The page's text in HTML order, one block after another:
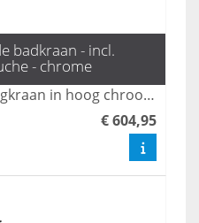
badkraan - incl.
- chrome
De Rondo wastafelmengkraan in hoog chroom combineert stijl met functionaliteit, ideaal voor moderne badkamers. Dankzij het strakke ontwerp en de hoogwaardige afwerking is deze kraan niet alleen een eyecatcher, maar ook duurzaam en gemakkelijk te onderhouden. Geniet van een soepele waterstroom en precisie bij het regelen van de temperatuur met deze elegante toevoeging aan uw sanitair.
€ 604,95